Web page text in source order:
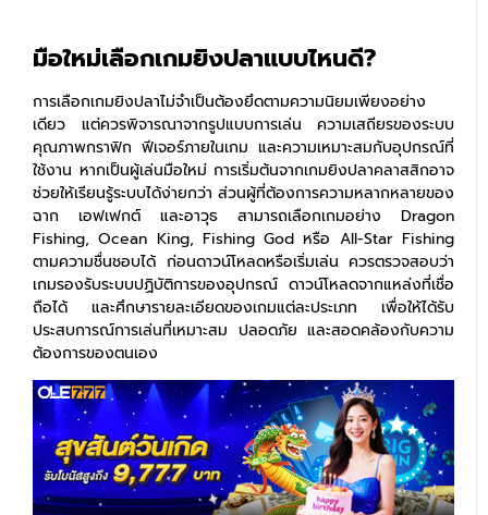
มือใหม่เลือกเกมยิงปลาแบบไหนดี?
การเลือกเกมยิงปลาไม่จำเป็นต้องยึดตามความนิยมเพียงอย่าง
เดียว แต่ควรพิจารณาจากรูปแบบการเล่น ความเสถียรของระบบ
คุณภาพกราฟิก ฟีเจอร์ภายในเกม และความเหมาะสมกับอุปกรณ์ที่
ใช้งาน หากเป็นผู้เล่นมือใหม่ การเริ่มต้นจากเกมยิงปลาคลาสสิกอาจ
ช่วยให้เรียนรู้ระบบได้ง่ายกว่า ส่วนผู้ที่ต้องการความหลากหลายของ
ฉาก เอฟเฟกต์ และอาวุธ สามารถเลือกเกมอย่าง Dragon
Fishing, Ocean King, Fishing God หรือ All-Star Fishing
ตามความชื่นชอบได้ ก่อนดาวน์โหลดหรือเริ่มเล่น ควรตรวจสอบว่า
เกมรองรับระบบปฏิบัติการของอุปกรณ์ ดาวน์โหลดจากแหล่งที่เชื่อ
ถือได้ และศึกษารายละเอียดของเกมแต่ละประเภท เพื่อให้ได้รับ
ประสบการณ์การเล่นที่เหมาะสม ปลอดภัย และสอดคล้องกับความ
ต้องการของตนเอง